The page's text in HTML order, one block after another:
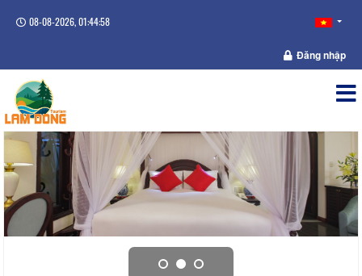
08-08-2026, 01:44:58
Đăng nhập